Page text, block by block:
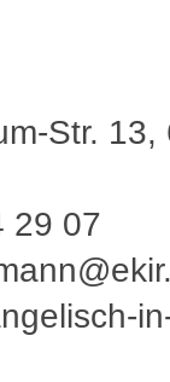
Str. 13,
29 07